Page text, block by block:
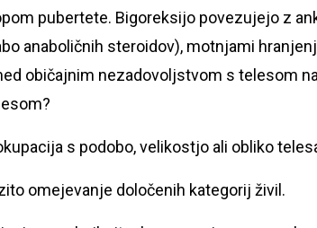
pubertete. Bigoreksijo povezujejo z
anaboličnih steroidov), motnjami
običajnim nezadovoljstvom s telesom
s podobo, velikostjo ali obliko
omejevanje določenih kategorij živil.